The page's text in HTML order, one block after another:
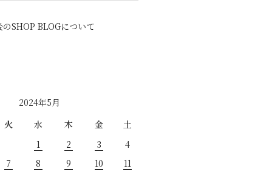
のSHOP BLOGについて
2024年5月
火 水 木 金
土
1
2 3
4
7 8 9 10
11